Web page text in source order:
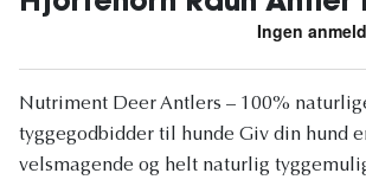
Nutriment Deer Antlers – 100%
tyggegodbidder til hunde Giv din hund
velsmagende og helt naturlig